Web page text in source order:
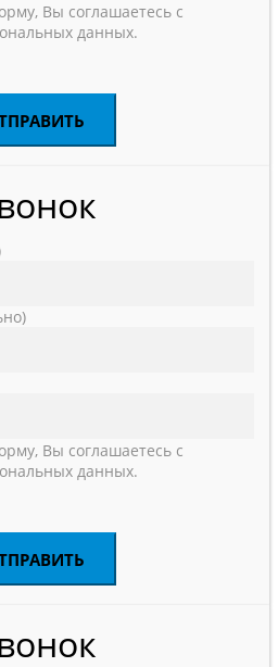
Вы соглашаетесь с
данных.
Вы соглашаетесь с
данных.